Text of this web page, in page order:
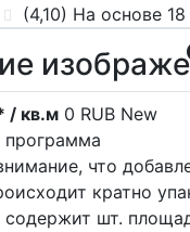
(4,10) На основе
/ кв.м 0 RUB New
программа
что
кратно
содержит шт.